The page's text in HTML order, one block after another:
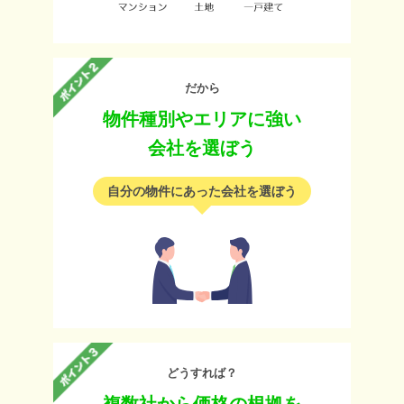
だから
物件種別やエリアに強い
会社を選ぼう
自分の物件にあった会社を選ぼう
どうすれば？